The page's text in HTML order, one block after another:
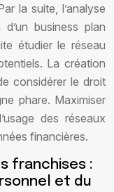
la suite, l’analyse
business plan
étudier le réseau
La création
considérer le droit
phare. Maximiser
des réseaux
financières.
franchises :
et du